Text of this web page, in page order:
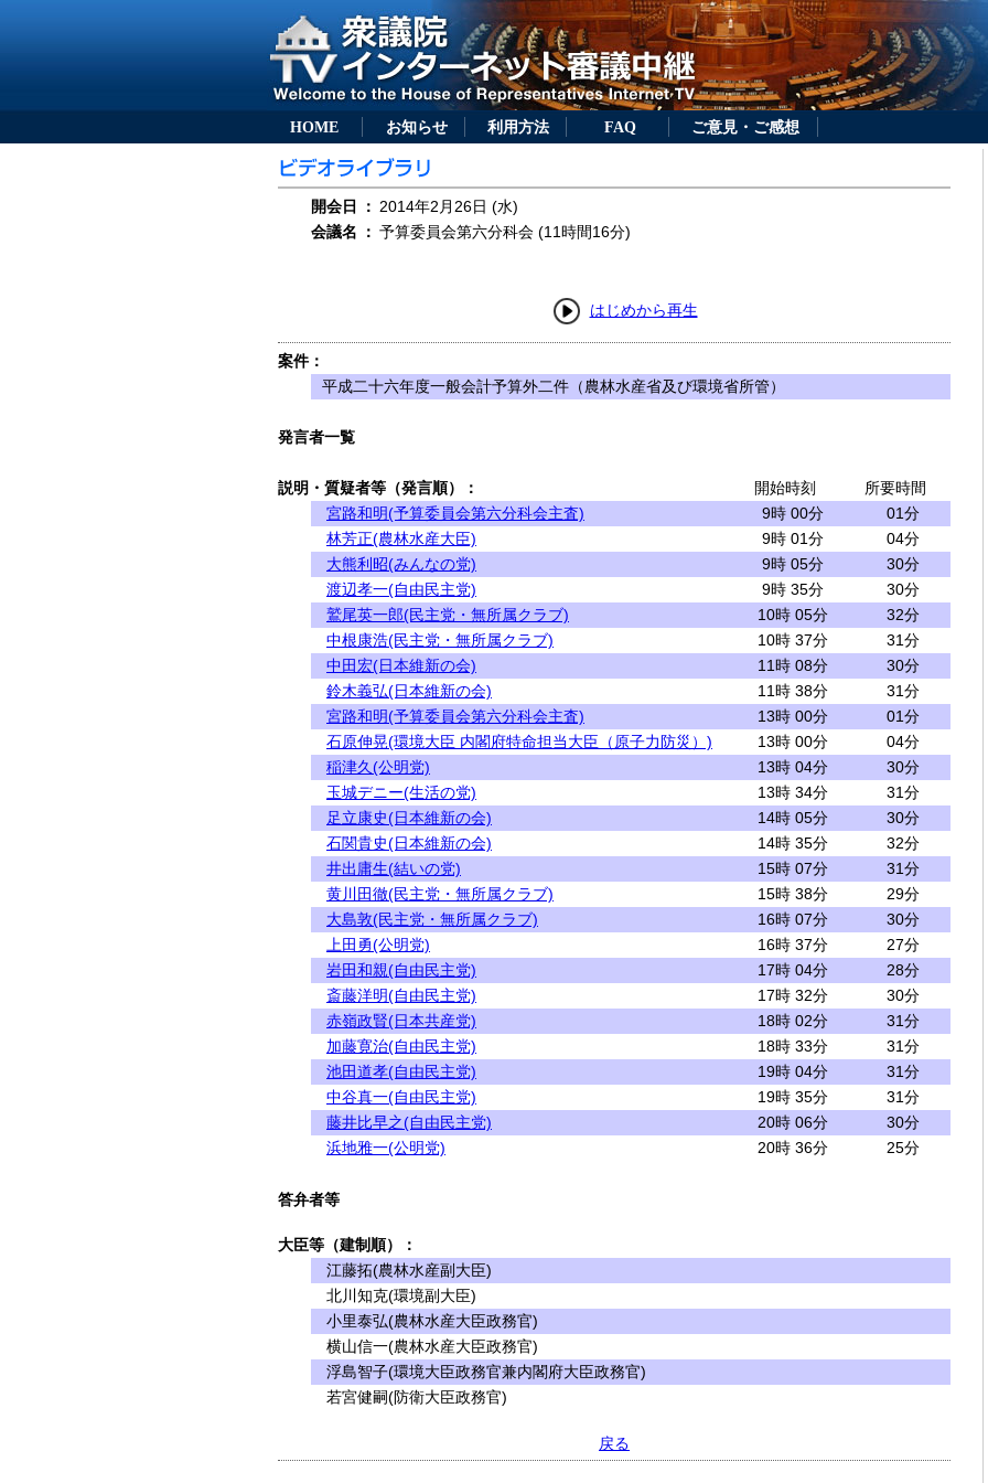
HOME お知らせ 利用方法 FAQ ご意見・ご感想
開会日 ： 2014年2月26日 (水)
会議名
： 予算委員会第六分科会 (11時間16分)
はじめから再生
案件：
平成二十六年度一般会計予算外二件（農林水産省及び環境省所管）
発言者一覧
説明・質疑者等（発言順）： 開始時刻
所要時間
宮路和明(予算委員会第六分科会主査)
9時 00分
01分
林芳正(農林水産大臣)
9時 01分
04分
大熊利昭(みんなの党)
9時 05分
30分
渡辺孝一(自由民主党)
9時 35分
30分
鷲尾英一郎(民主党・無所属クラブ)
10時 05分
32分
中根康浩(民主党・無所属クラブ)
10時 37分
31分
中田宏(日本維新の会)
11時 08分
30分
鈴木義弘(日本維新の会)
11時 38分
31分
宮路和明(予算委員会第六分科会主査)
13時 00分
01分
石原伸晃(環境大臣 内閣府特命担当大臣（原子力防災）)
13時 00分
04分
稲津久(公明党)
13時 04分
30分
玉城デニー(生活の党)
13時 34分
31分
足立康史(日本維新の会)
14時 05分
30分
石関貴史(日本維新の会)
14時 35分
32分
井出庸生(結いの党)
15時 07分
31分
黄川田徹(民主党・無所属クラブ)
15時 38分
29分
大島敦(民主党・無所属クラブ)
16時 07分
30分
上田勇(公明党)
16時 37分
27分
岩田和親(自由民主党)
17時 04分
28分
斎藤洋明(自由民主党)
17時 32分
30分
赤嶺政賢(日本共産党)
18時 02分
31分
加藤寛治(自由民主党)
18時 33分
31分
池田道孝(自由民主党)
19時 04分
31分
中谷真一(自由民主党)
19時 35分
31分
藤井比早之(自由民主党)
20時 06分
30分
浜地雅一(公明党)
20時 36分 25分
答弁者等
大臣等（建制順）：
江藤拓(農林水産副大臣)
北川知克(環境副大臣)
小里泰弘(農林水産大臣政務官)
横山信一(農林水産大臣政務官)
浮島智子(環境大臣政務官兼内閣府大臣政務官)
若宮健嗣(防衛大臣政務官)
戻る